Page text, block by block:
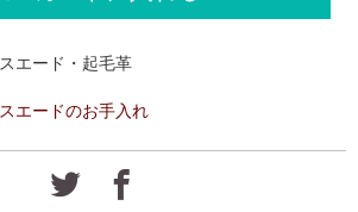
スエード・起毛革
スエードのお手入れ